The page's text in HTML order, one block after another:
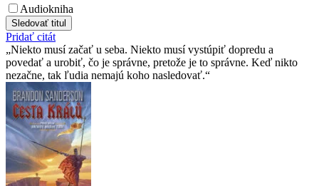
Audiokniha
Sledovať titul
Pridať citát
Niekto musí začať u seba. Niekto musí vystúpiť dopredu a
povedať a urobiť, čo je správne, pretože je to správne. Keď nikto
nezačne, tak ľudia nemajú koho nasledovať.